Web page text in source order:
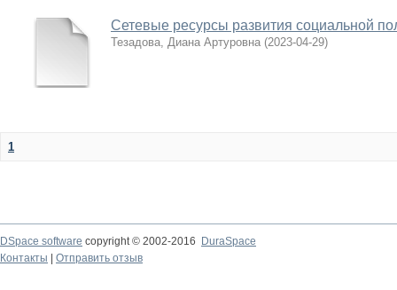
Сетевые ресурсы развития социальной
Тезадова, Диана Артуровна (2023-04-29)
1
DSpace software copyright © 2002-2016
DuraSpace
Контакты
Отправить отзыв